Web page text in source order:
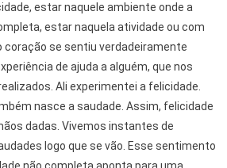
estar naquele ambiente onde a
estar naquela atividade ou com
coração se sentiu verdadeiramente
de ajuda a alguém, que nos
Ali experimentei a felicidade.
nasce a saudade. Assim, felicidade
dadas. Vivemos instantes de
logo que se vão. Esse sentimento